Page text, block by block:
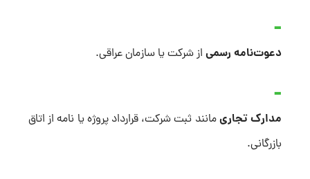
دعوت‌نامه رسمی از شرکت یا سازمان عراقی.
مدارک تجاریمانند ثبت شرکت، قرارداد پروژه یا نامه از اتاق
بازرگانی.